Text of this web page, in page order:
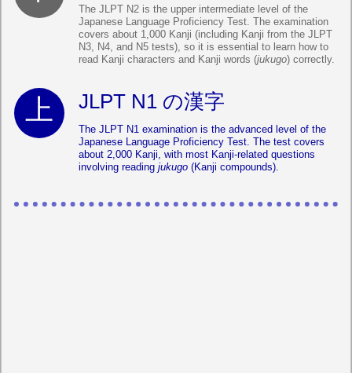
The JLPT N2 is the upper intermediate level of the
Japanese Language Proficiency Test. The examination
covers about 1,000 Kanji (including Kanji from the JLPT
N3, N4, and N5 tests), so it is essential to learn how to
read Kanji characters and Kanji words (jukugo) correctly.
JLPT N1 の漢字
The JLPT N1 examination is the advanced level of the
Japanese Language Proficiency Test. The test covers
about 2,000 Kanji, with most Kanji-related questions
involving reading jukugo (Kanji compounds).